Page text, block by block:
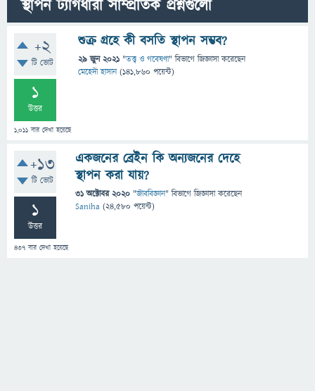
স্থাপন ট্যাগধারী সাম্প্রতিক প্রশ্নগুলো
+2
টি ভোট
1
উত্তর
1,011 বার দেখা হয়েছে
শুক্র গ্রহে কী বসতি স্থাপন সম্ভব?
29 জুন 2021 "তত্ত্ব ও গবেষণা" বিভাগে জিজ্ঞাসাকরেছেন
মেহেদী হাসান (141,860 পয়েন্ট)
+13
টি ভোট
1
উত্তর
437 বার দেখা হয়েছে
একজনের ব্রেইন কি অন্যজনের দেহে
স্থাপন করা যায়?
31 অক্টোবর 2020 "জীববিজ্ঞান" বিভাগে জিজ্ঞাসাকরেছেন
Saniha (24,580 পয়েন্ট)